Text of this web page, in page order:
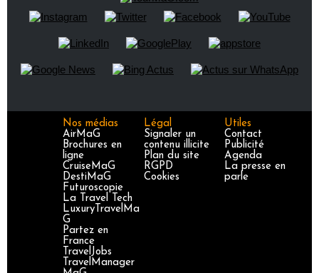
Nos médias
AirMaG
Brochures en
ligne
CruiseMaG
DestiMaG
Futuroscopie
La Travel Tech
LuxuryTravelMa
G
Partez en
France
TravelJobs
TravelManager
Légal
Signaler un
contenu illicite
Plan du site
RGPD
Cookies
Utiles
Contact
Publicité
Agenda
La presse en
parle